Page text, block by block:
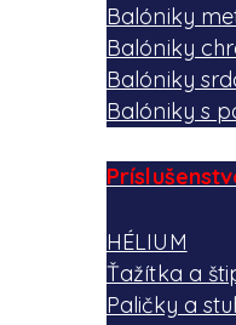
Balóniky
Balóniky
Balóniky
Balóniky s
HÉLIUM
Ťažítka a
Paličky a